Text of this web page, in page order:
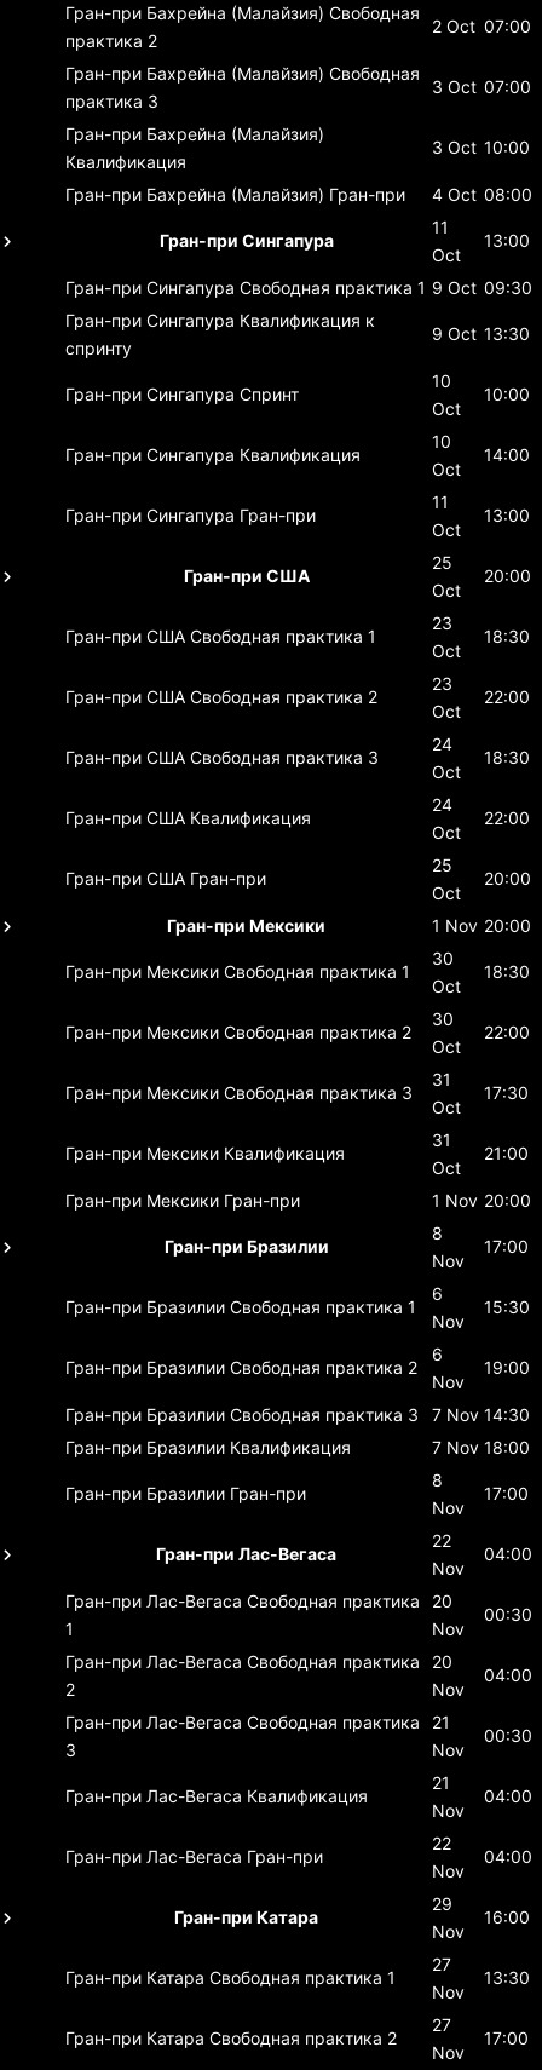
Гран-при Бахрейна (Малайзия) Свободная
практика 2
2 Oct 07:00
Гран-при Бахрейна (Малайзия) Свободная
практика 3
3 Oct 07:00
Гран-при Бахрейна (Малайзия)
Квалификация
3 Oct 10:00
Гран-при Бахрейна (Малайзия) Гран-при 4 Oct 08:00
Гран-при Сингапура
11
Oct
13:00
Гран-при Сингапура Свободная практика 1 9 Oct 09:30
Гран-при Сингапура Квалификация к
спринту
9 Oct 13:30
Гран-при Сингапура Спринт
10
Oct
10:00
Гран-при Сингапура Квалификация
10
Oct
14:00
Гран-при Сингапура Гран-при
11
Oct
13:00
Гран-при США
25
Oct
20:00
Гран-при США Свободная практика 1
23
Oct
18:30
Гран-при США Свободная практика 2
23
Oct
22:00
Гран-при США Свободная практика 3
24
Oct
18:30
Гран-при США Квалификация
24
Oct
22:00
Гран-при США Гран-при
25
Oct
20:00
Гран-при Мексики 1 Nov 20:00
Гран-при Мексики Свободная практика 1
30
Oct
18:30
Гран-при Мексики Свободная практика 2
30
Oct
22:00
Гран-при Мексики Свободная практика 3
31
Oct
17:30
Гран-при Мексики Квалификация
31
Oct
21:00
Гран-при Мексики Гран-при 1 Nov 20:00
Гран-при Бразилии
8
Nov
17:00
Гран-при Бразилии Свободная практика 1
6
Nov
15:30
Гран-при Бразилии Свободная практика 2
6
Nov
19:00
Гран-при Бразилии Свободная практика 3 7 Nov 14:30
Гран-при Бразилии Квалификация 7 Nov 18:00
Гран-при Бразилии Гран-при
8
Nov
17:00
Гран-при Лас-Вегаса
22
Nov
04:00
Гран-при Лас-Вегаса Свободная практика
1
20
Nov
00:30
Гран-при Лас-Вегаса Свободная практика
2
20
Nov
04:00
Гран-при Лас-Вегаса Свободная практика
3
21
Nov
00:30
Гран-при Лас-Вегаса Квалификация
21
Nov
04:00
Гран-при Лас-Вегаса Гран-при
22
Nov
04:00
Гран-при Катара
29
Nov
16:00
Гран-при Катара Свободная практика 1
27
Nov
13:30
Гран-при Катара Свободная практика 2
27
Nov
17:00